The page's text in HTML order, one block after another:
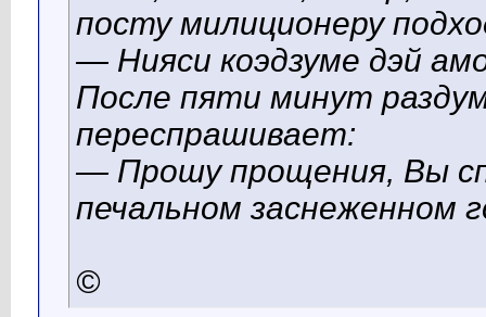
посту милиционеру
— Нияси коэдзуме дэй
После пяти минут
переспрашивает:
— Прошу прощения, Вы
печальном заснеженном
©